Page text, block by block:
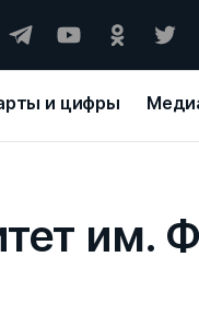
и цифры
им.